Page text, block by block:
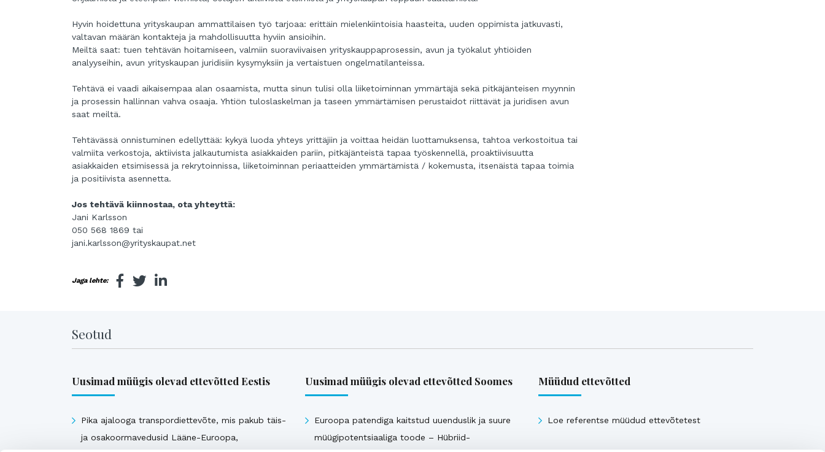
Hyvin hoidettuna yrityskaupan ammattilaisen työ tarjoaa: erittäin mielenkiintoisia haasteita, uuden oppimista jatkuvasti,
valtavan määrän kontakteja ja mahdollisuutta hyviin ansioihin.
Meiltä saat: tuen tehtävän hoitamiseen, valmiin suoraviivaisen yrityskauppaprosessin, avun ja työkalut yhtiöiden
analyyseihin, avun yrityskaupan juridisiin kysymyksiin ja vertaistuen ongelmatilanteissa.
Tehtävä ei vaadi aikaisempaa alan osaamista, mutta sinun tulisi olla liiketoiminnan ymmärtäjä sekä pitkäjänteisen myynnin
ja prosessin hallinnan vahva osaaja. Yhtiön tuloslaskelman ja taseen ymmärtämisen perustaidot riittävät ja juridisen avun
saat meiltä.
Tehtävässä onnistuminen edellyttää: kykyä luoda yhteys yrittäjiin ja voittaa heidän luottamuksensa, tahtoa verkostoitua tai
valmiita verkostoja, aktiivista jalkautumista asiakkaiden pariin, pitkäjänteistä tapaa työskennellä, proaktiivisuutta
asiakkaiden etsimisessä ja rekrytoinnissa, liiketoiminnan periaatteiden ymmärtämistä / kokemusta, itsenäistä tapaa toimia
ja positiivista asennetta.
Jos tehtävä kiinnostaa, ota yhteyttä:
Jani Karlsson
050 568 1869 tai
jani.karlsson@yrityskaupat.net
Jaga lehte:
Seotud
Uusimad müügis olevad ettevõtted Eestis
Pika ajalooga transpordiettevõte, mis pakub täis-
ja osakoormavedusid Lääne-Euroopa,
Uusimad müügis olevad ettevõtted Soomes
Euroopa patendiga kaitstud uuenduslik ja suure
müügipotentsiaaliga toode – Hübriid-
Müüdud ettevõtted
Loe referentse müüdud ettevõtetest